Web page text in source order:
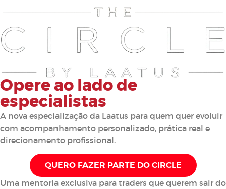
Opere ao lado de
especialistas
A nova especialização da Laatus para quem quer evoluir
com acompanhamento personalizado, prática real e
direcionamento profissional.
QUERO FAZER PARTE DO CIRCLE
Uma mentoria exclusiva para traders que querem sair do